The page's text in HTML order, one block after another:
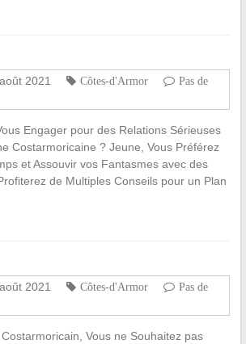
2021 Côtes-d'Armor
Pas de
Engager pour des Relations Sérieuses
Costarmoricaine ? Jeune, Vous Préférez
et Assouvir vos Fantasmes avec des
de Multiples Conseils pour un Plan
2021 Côtes-d'Armor
Pas de
Vous ne Souhaitez pas